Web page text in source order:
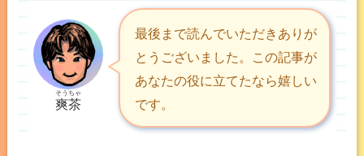
爽茶
そうちゃ
最後まで読んでいただきありが
とうございました。この記事が
あなたの役に立てたなら嬉しい
です。